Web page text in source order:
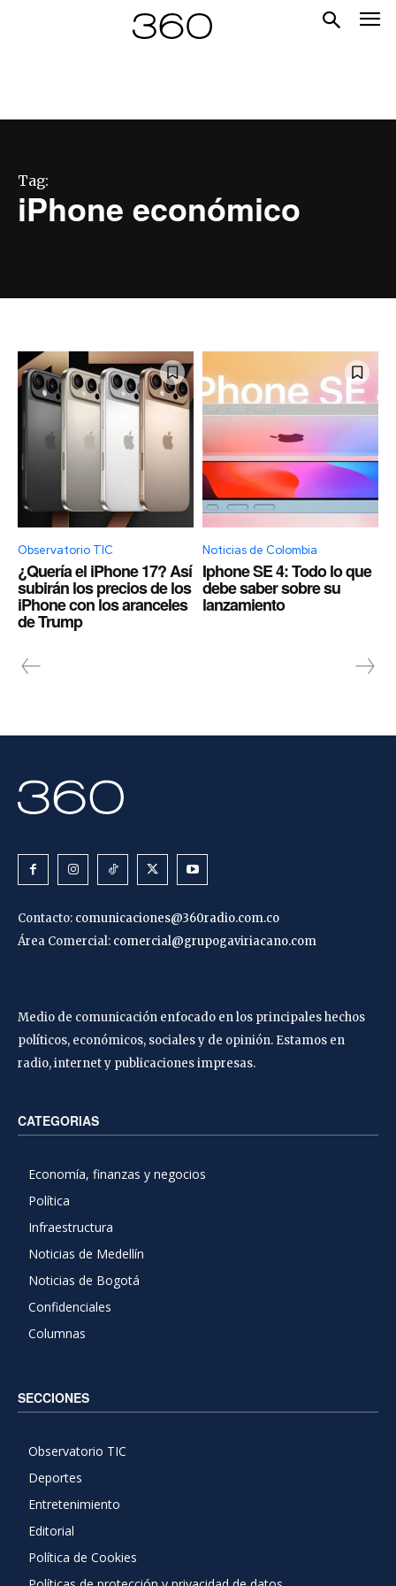
Tag:
iPhone económico
Observatorio TIC
¿Quería el iPhone 17? Así
subirán los precios de los
iPhone con los aranceles
de Trump
Noticias de Colombia
Iphone SE 4: Todo lo que
debe saber sobre su
lanzamiento
Contacto: comunicaciones@360radio.com.co
Área Comercial: comercial@grupogaviriacano.com
Medio de comunicación enfocado en los principales hechos
políticos, económicos, sociales y de opinión. Estamos en
radio, internet y publicaciones impresas.
CATEGORIAS
Economía, finanzas y negocios
Política
Infraestructura
Noticias de Medellín
Noticias de Bogotá
Confidenciales
Columnas
SECCIONES
Observatorio TIC
Deportes
Entretenimiento
Editorial
Política de Cookies